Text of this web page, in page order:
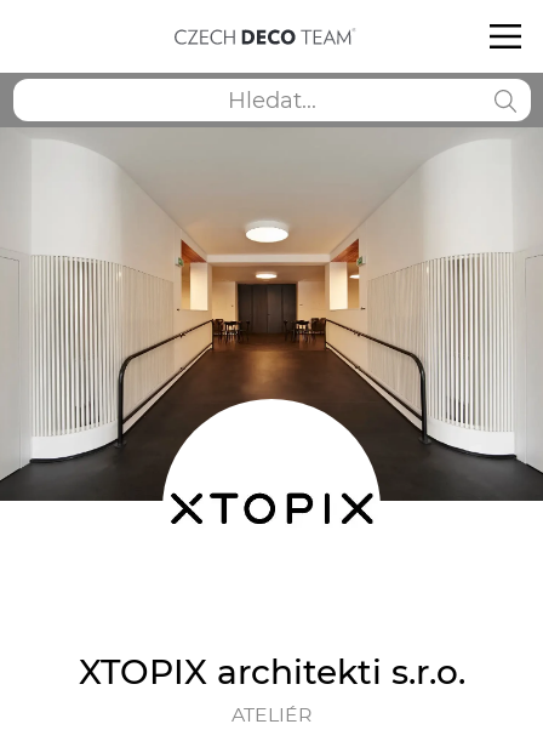
XTOPIX architekti s.r.o.
ATELIÉR